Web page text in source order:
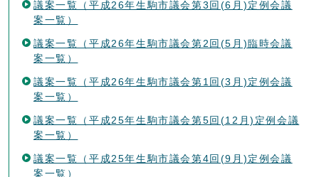
議案一覧（平成26年生駒市議会第3回(6月)定例会議
案一覧）
議案一覧（平成26年生駒市議会第2回(5月)臨時会議
案一覧）
議案一覧（平成26年生駒市議会第1回(3月)定例会議
案一覧）
議案一覧（平成25年生駒市議会第5回(12月)定例会議
案一覧）
議案一覧（平成25年生駒市議会第4回(9月)定例会議
案一覧）